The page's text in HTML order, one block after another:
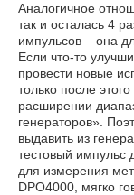
Аналогичное
так и осталась 4
импульсов – она
Если что-то
провести новые
только после
расширении
генераторов».
выдавить из
тестовый импульс
для измерения
DPO4000, мягко